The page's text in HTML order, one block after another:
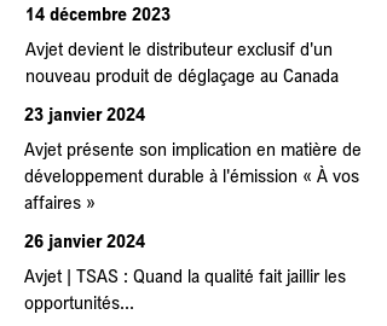
14 décembre 2023
Avjet devient le distributeur exclusif d'un
nouveau produit de déglaçage au Canada
23 janvier 2024
Avjet présente son implication en matière de
développement durable à l'émission « À vos
affaires »
26 janvier 2024
Avjet | TSAS : Quand la qualité fait jaillir les
opportunités...